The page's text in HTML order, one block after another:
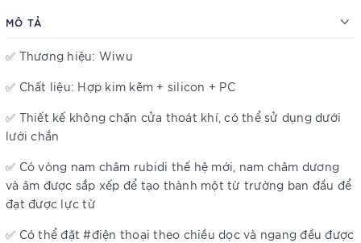
MÔ TẢ
✅ Thương hiệu: Wiwu
✅ Chất liệu: Hợp kim kẽm + silicon + PC
✅ Thiết kế không chặn cửa thoát khí, có thể sử dụng dưới
lưới chắn
✅ Có vòng nam châm rubidi thế hệ mới, nam châm dương
và âm được sắp xếp để tạo thành một từ trường ban đầu để
đạt được lực từ
✅ Có thể đặt #điện thoại theo chiều dọc và ngang đều được